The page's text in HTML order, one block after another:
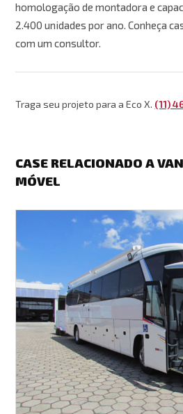
homologação de montadora e
2.400 unidades por ano. Conheça
com um consultor.
Traga seu projeto para a Eco X. (11)
CASE RELACIONADO A
MÓVEL